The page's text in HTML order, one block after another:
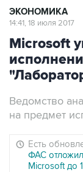
ЭКОНОМИКА
14:41, 18 июля 2017
Microsoft
Ведомство
на предмет
Есть
ФАС
Microsoft до